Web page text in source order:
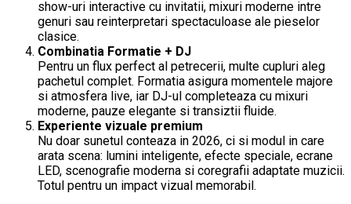
show-uri interactive cu invitatii, mixuri moderne intre
genuri sau reinterpretari spectaculoase ale pieselor
clasice.
Combinatia Formatie + DJ
Pentru un flux perfect al petrecerii, multe cupluri aleg
pachetul complet. Formatia asigura momentele majore
si atmosfera live, iar DJ-ul completeaza cu mixuri
moderne, pauze elegante si transiztii fluide.
Experiente vizuale premium
Nu doar sunetul conteaza in 2026, ci si modul in care
arata scena: lumini inteligente, efecte speciale, ecrane
LED, scenografie moderna si coregrafii adaptate muzicii.
Totul pentru un impact vizual memorabil.